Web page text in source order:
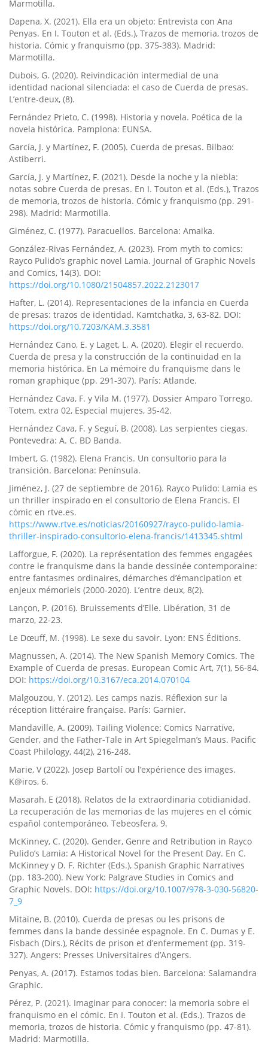
Marmotilla.
Dapena, X. (2021). Ella era un objeto: Entrevista con Ana
Penyas. En I. Touton et al. (Eds.), Trazos de memoria, trozos de
historia. Cómic y franquismo (pp. 375-383). Madrid:
Marmotilla.
Dubois, G. (2020). Reivindicación intermedial de una
identidad nacional silenciada: el caso de Cuerda de presas.
L’entre-deux, (8).
Fernández Prieto, C. (1998). Historia y novela. Poética de la
novela histórica. Pamplona: EUNSA.
García, J. y Martínez, F. (2005). Cuerda de presas. Bilbao:
Astiberri.
García, J. y Martínez, F. (2021). Desde la noche y la niebla:
notas sobre Cuerda de presas. En I. Touton et al. (Eds.), Trazos
de memoria, trozos de historia. Cómic y franquismo (pp. 291-
298). Madrid: Marmotilla.
Giménez, C. (1977). Paracuellos. Barcelona: Amaika.
González-Rivas Fernández, A. (2023). From myth to comics:
Rayco Pulido’s graphic novel Lamia. Journal of Graphic Novels
and Comics, 14(3). DOI:
https://doi.org/10.1080/21504857.2022.2123017
Hafter, L. (2014). Representaciones de la infancia en Cuerda
de presas: trazos de identidad. Kamtchatka, 3, 63-82. DOI:
https://doi.org/10.7203/KAM.3.3581
Hernández Cano, E. y Laget, L. A. (2020). Elegir el recuerdo.
Cuerda de presa y la construcción de la continuidad en la
memoria histórica. En La mémoire du franquisme dans le
roman graphique (pp. 291-307). París: Atlande.
Hernández Cava, F. y Vila M. (1977). Dossier Amparo Torrego.
Totem, extra 02, Especial mujeres, 35-42.
Hernández Cava, F. y Seguí, B. (2008). Las serpientes ciegas.
Pontevedra: A. C. BD Banda.
Imbert, G. (1982). Elena Francis. Un consultorio para la
transición. Barcelona: Península.
Jiménez, J. (27 de septiembre de 2016). Rayco Pulido: Lamia es
un thriller inspirado en el consultorio de Elena Francis. El
cómic en rtve.es.
https://www.rtve.es/noticias/20160927/rayco-pulido-lamia-
thriller-inspirado-consultorio-elena-francis/1413345.shtml
Lafforgue, F. (2020). La représentation des femmes engagées
contre le franquisme dans la bande dessinée contemporaine:
entre fantasmes ordinaires, démarches d’émancipation et
enjeux mémoriels (2000-2020). L’entre deux, 8(2).
Lançon, P. (2016). Bruissements d’Elle. Libération, 31 de
marzo, 22-23.
Le Dœuff, M. (1998). Le sexe du savoir. Lyon: ENS Éditions.
Magnussen, A. (2014). The New Spanish Memory Comics. The
Example of Cuerda de presas. European Comic Art, 7(1), 56-84.
DOI: https://doi.org/10.3167/eca.2014.070104
Malgouzou, Y. (2012). Les camps nazis. Réflexion sur la
réception littéraire française. París: Garnier.
Mandaville, A. (2009). Tailing Violence: Comics Narrative,
Gender, and the Father-Tale in Art Spiegelman’s Maus. Pacific
Coast Philology, 44(2), 216-248.
Marie, V (2022). Josep Bartolí ou l’expérience des images.
K@iros, 6.
Masarah, E (2018). Relatos de la extraordinaria cotidianidad.
La recuperación de las memorias de las mujeres en el cómic
español contemporáneo. Tebeosfera, 9.
McKinney, C. (2020). Gender, Genre and Retribution in Rayco
Pulido’s Lamia: A Historical Novel for the Present Day. En C.
McKinney y D. F. Richter (Eds.), Spanish Graphic Narratives
(pp. 183-200). New York: Palgrave Studies in Comics and
Graphic Novels. DOI: https://doi.org/10.1007/978-3-030-56820-
7_9
Mitaine, B. (2010). Cuerda de presas ou les prisons de
femmes dans la bande dessinée espagnole. En C. Dumas y E.
Fisbach (Dirs.), Récits de prison et d’enfermement (pp. 319-
327). Angers: Presses Universitaires d’Angers.
Penyas, A. (2017). Estamos todas bien. Barcelona: Salamandra
Graphic.
Pérez, P. (2021). Imaginar para conocer: la memoria sobre el
franquismo en el cómic. En I. Touton et al. (Eds.). Trazos de
memoria, trozos de historia. Cómic y franquismo (pp. 47-81).
Madrid: Marmotilla.